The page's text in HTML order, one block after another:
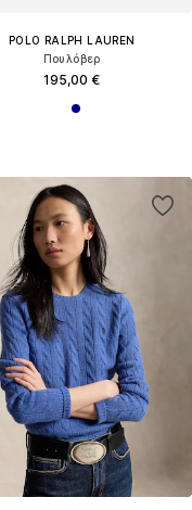
POLO RALPH LAUREN
Πουλόβερ
195,00 €